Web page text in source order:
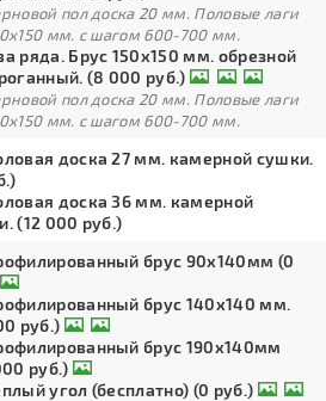
пол доска 20 мм. Половые лаги
мм. с шагом 600-700 мм.
ряда. Брус 150х150 мм. обрезной
(8 000 руб.)
пол доска 20 мм. Половые лаги
мм. с шагом 600-700 мм.
доска 27 мм. камерной сушки.
доска 36 мм. камерной
(12 000 руб.)
брус 90х140мм (0
брус 140х140 мм.
руб.)
брус 190х140мм
руб.)
угол (бесплатно) (0 руб.)